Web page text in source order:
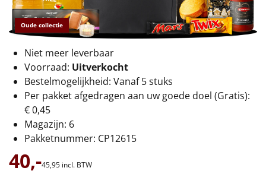
Alle kerstpakketten 2026
Thema
Origineel
Rituals
Luxe
Mannen
Oude collectie
Niet meer leverbaar
Voorraad: Uitverkocht
Bestelmogelijkheid: Vanaf 5 stuks
Per pakket afgedragen aan uw goede doel (Gratis):
€ 0,45
Magazijn: 6
Pakketnummer: CP12615
40,-45,95 incl. BTW